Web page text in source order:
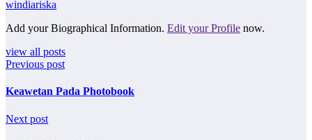
windiariska
Add your Biographical Information. Edit your Profile now.
view all posts
Previous post
Keawetan Pada Photobook
Next post